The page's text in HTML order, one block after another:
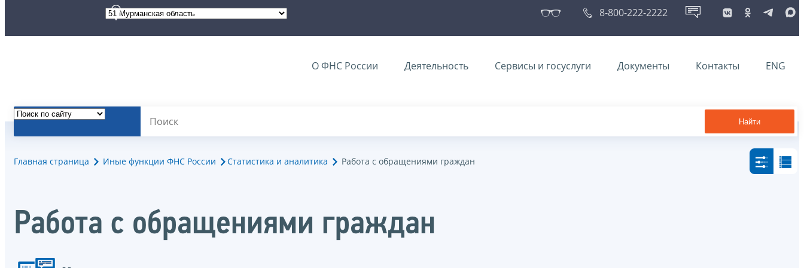
8-800-222-2222
О ФНС России Деятельность Сервисы и госуслуги Документы Контакты ENG
Найти
Главная страница Иные функции ФНС России Статистика и аналитика Работа с обращениями граждан
Работа с обращениями граждан